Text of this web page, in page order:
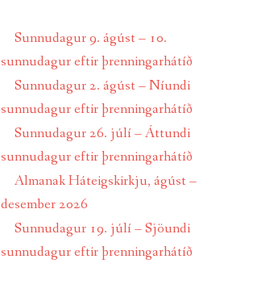
Sunnudagur 9. ágúst – 10.
sunnudagur eftir þrenningarhátíð
Sunnudagur 2. ágúst – Níundi
sunnudagur eftir þrenningarhátíð
Sunnudagur 26. júlí – Áttundi
sunnudagur eftir þrenningarhátíð
Almanak Háteigskirkju, ágúst –
desember 2026
Sunnudagur 19. júlí – Sjöundi
sunnudagur eftir þrenningarhátíð